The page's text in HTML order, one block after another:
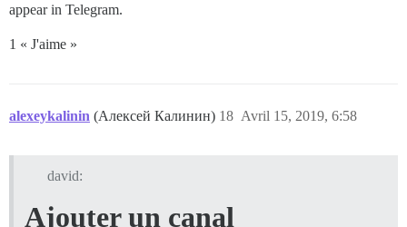
appear in Telegram.
1 « J'aime »
alexeykalinin (Алексей Калинин) Avril 15, 2019, 6:58
18
david:
Ajouter un canal